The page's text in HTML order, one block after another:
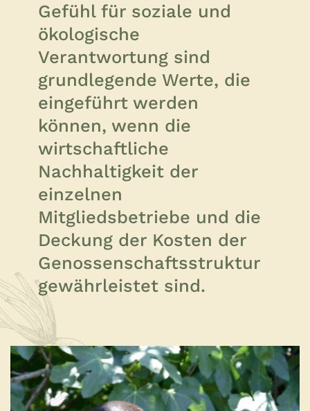
Gefühl für soziale und
ökologische
Verantwortung sind
grundlegende Werte, die
eingeführt werden
können, wenn die
wirtschaftliche
Nachhaltigkeit der
einzelnen
Mitgliedsbetriebe und die
Deckung der Kosten der
Genossenschaftsstruktur
gewährleistet sind.